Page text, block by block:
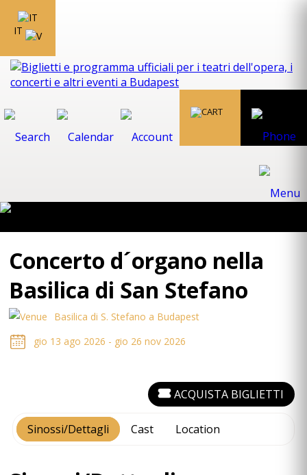
IT
Concerto d´organo nella
Basilica di San Stefano
Basilica di S. Stefano a Budapest
gio 13 ago 2026 - gio 26 nov 2026
Sinossi/Dettagli Cast Location
ACQUISTA BIGLIETTI